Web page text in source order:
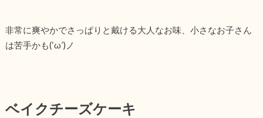
非常に爽やかでさっぱりと戴ける大人なお味、小さなお子さん
は苦手かも(‘ω’)ノ
ベイクチーズケーキ